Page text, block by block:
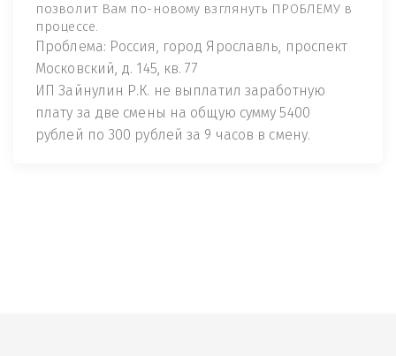
позволит Вам по-новому взглянуть ПРОБЛЕМУ в
процессе.
Проблема: Россия, город Ярославль, проспект
Московский, д. 145, кв. 77
ИП Зайнулин Р.К. не выплатил заработную
плату за две смены на общую сумму 5400
рублей по 300 рублей за 9 часов в смену.